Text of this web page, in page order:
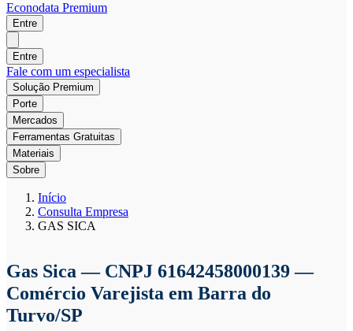
Econodata Premium
Entre
Entre
Fale com um especialista
Solução Premium
Porte
Mercados
Ferramentas Gratuitas
Materiais
Sobre
Início
Consulta Empresa
GAS SICA
Gas Sica— CNPJ 61642458000139 —
Comércio Varejista em Barra do
Turvo/SP